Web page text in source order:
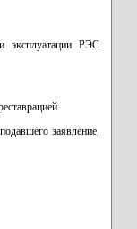
эксплуатации РЭС
заявление,